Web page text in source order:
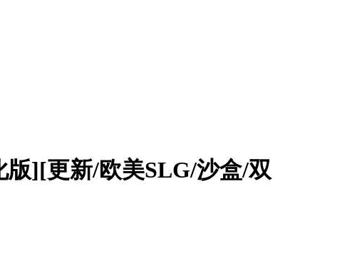
版][更新/欧美SLG/沙盒/双